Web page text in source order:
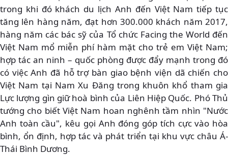
trong khi đó khách du lịch Anh đến Việt Nam tiếp tục
tăng lên hàng năm, đạt hơn 300.000 khách năm 2017,
hàng năm các bác sỹ của Tổ chức Facing the World đến
Việt Nam mổ miễn phí hàm mặt cho trẻ em Việt Nam;
hợp tác an ninh – quốc phòng được đẩy mạnh trong đó
có việc Anh đã hỗ trợ bàn giao bệnh viện dã chiến cho
Việt Nam tại Nam Xu Đăng trong khuôn khổ tham gia
Lực lượng gìn giữ hoà bình của Liên Hiệp Quốc. Phó Thủ
tướng cho biết Việt Nam hoan nghênh tầm nhìn "Nước
Anh toàn cầu", kêu gọi Anh đóng góp tích cực vào hòa
bình, ổn định, hợp tác và phát triển tại khu vực châu Á-
Thái Bình Dương.